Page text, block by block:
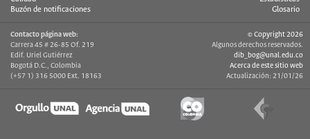
Buzón de notificaciones
Glosario
Contacto página web:
Carrera 45 # 26-85 Of. 219
Edif. Uriel Gutiérrez
Bogotá D.C., Colombia
(+57 1) 316 5000 Ext. 18163
© Copyright 2026
Algunos derechos reservados.
dib_bog@unal.edu.co
Acerca de este sitio web
Actualización: 21/01/26